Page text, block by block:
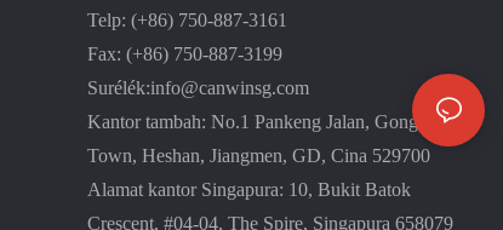
Telp: (+86) 750-887-3161
Fax: (+86) 750-887-3199
Surélék:info@canwinsg.com
Kantor tambah: No.1 Pankeng Jalan, Gonghe
Town, Heshan, Jiangmen, GD, Cina 529700
Alamat kantor Singapura: 10, Bukit Batok
Crescent, #04-04, The Spire, Singapura 658079